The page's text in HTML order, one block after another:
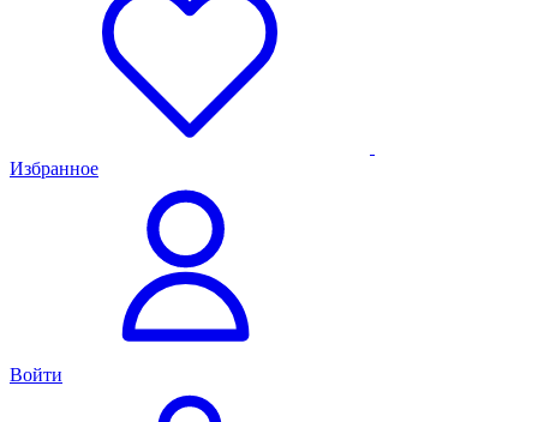
Избранное
Войти